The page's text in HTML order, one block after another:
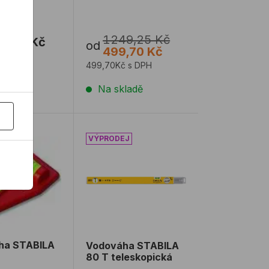
Kč od 1249,25 Kč
499,70 Kč
499,70Kč s DPH
Na skladě
STABILA 2D
STABILA
Vodováha STABILA 80 T teleskopická
Vodováha STABILA
80 T teleskopická